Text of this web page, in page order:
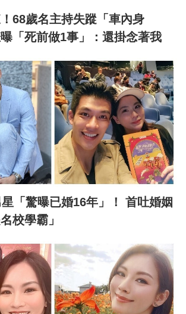
68歲名主持失蹤「車內身
「死前做1事」：還掛念著我
「驚曝已婚16年」！ 首吐婚姻
校學霸」